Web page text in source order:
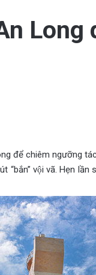
Long
để chiêm ngưỡng
“bắn” vội vã. Hẹn